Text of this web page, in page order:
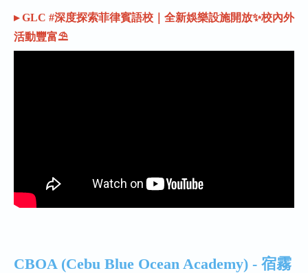
▸ GLC #深度探索菲律賓語校｜全新娛樂設施開放✨校內外
活動豐富⛱️
CBOA (Cebu Blue Ocean Academy) - 宿霧